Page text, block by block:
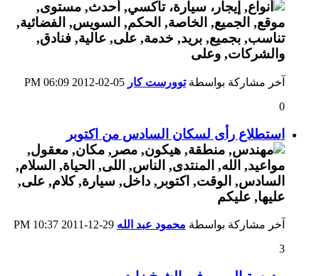
آخر مشاركة بواسطةتوورست كار
06:09 PM
0
استطلاع رأى لسكان السادس من اكتوبر
آخر مشاركة بواسطة محمود عبد الله
10:37 PM
3